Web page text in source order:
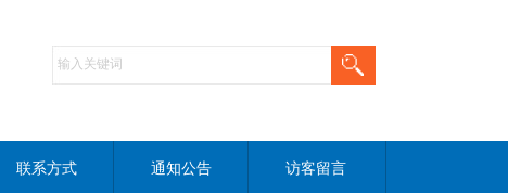
联系方式 通知公告 访客留言